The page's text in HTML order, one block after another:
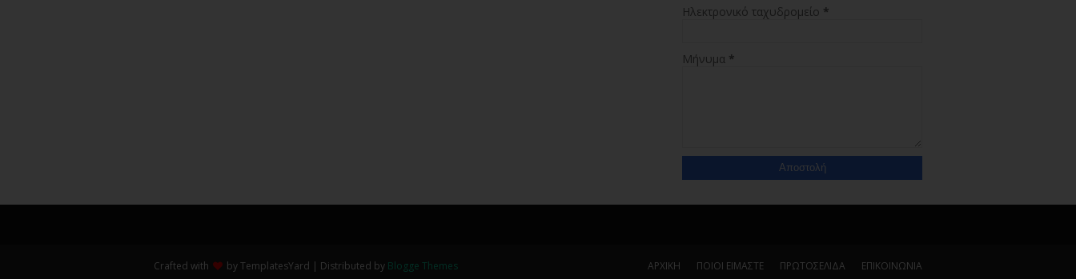
Ηλεκτρονικό ταχυδρομείο *
Μήνυμα *
ΑΡΧΙΚΗ ΠΟΙΟΙ ΕΙΜΑΣΤΕ ΠΡΩΤΟΣΕΛΙΔΑ ΕΠΙΚΟΙΝΩΝΙΑ
Crafted with byTemplatesYard | Distributed by Blogge Themes